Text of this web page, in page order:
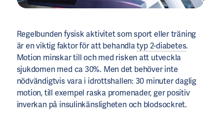
Regelbunden fysisk aktivitet som sport eller träning
är en viktig faktor för att behandlatyp 2-diabetes.
Motion minskar till och med risken att utveckla
sjukdomen med ca 30%. Men det behöver inte
nödvändigtvis vara i idrottshallen: 30 minuter daglig
motion, till exempel raska promenader, ger positiv
inverkan på insulinkänsligheten och blodsockret.